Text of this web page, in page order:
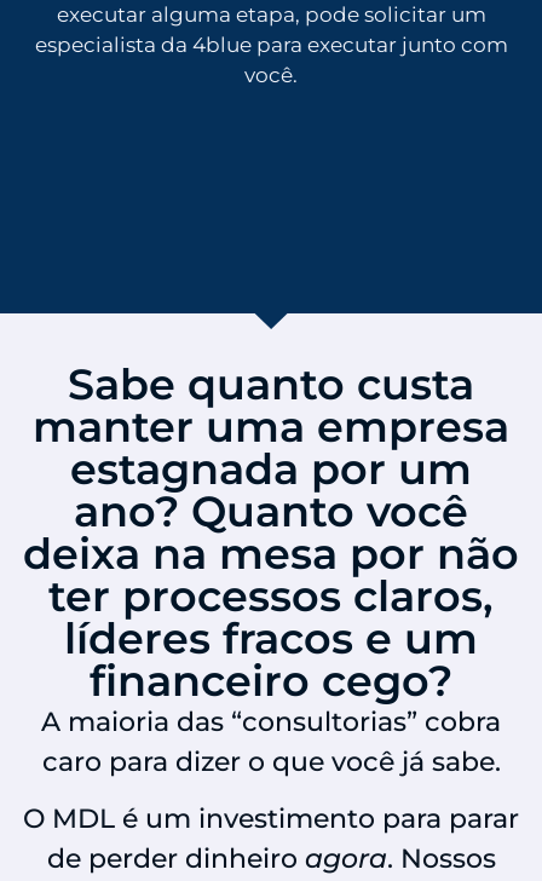
executar alguma etapa, pode solicitar um
especialista da 4blue para executar junto com
você.
Sabe quanto custa
manter uma empresa
estagnada por um
ano? Quanto você
deixa na mesa por não
ter processos claros,
líderes fracos e um
financeiro cego?
A maioria das “consultorias” cobra
caro para dizer o que você já sabe.
O MDL é um investimento para parar
de perder dinheiro agora. Nossos